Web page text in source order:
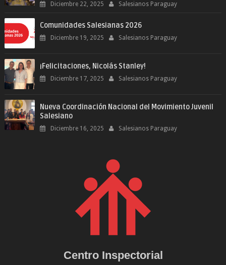
Diciembre 22, 2025 Salesianos Paraguay
Comunidades Salesianas 2026
Diciembre 19, 2025 Salesianos Paraguay
¡Felicitaciones, Nicolás Stanley!
Diciembre 17, 2025 Salesianos Paraguay
Nueva Coordinación Nacional del Movimiento Juvenil
Salesiano
Diciembre 16, 2025 Salesianos Paraguay
Centro Inspectorial